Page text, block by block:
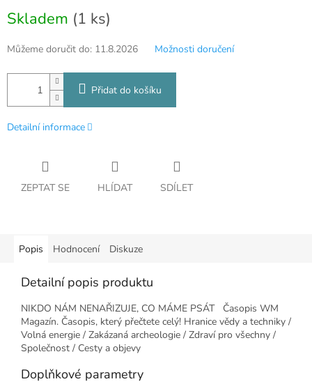
cena:
Skladem (1 ks)
Můžeme doručit do: 11.8.2026 Možnosti doručení
Přidat do košíku
Detailní informace
ZEPTAT SE HLÍDAT SDÍLET
Popis Hodnocení Diskuze
Detailní popis produktu
NIKDO NÁM NENAŘIZUJE, CO MÁME PSÁT Časopis WM
Magazín. Časopis, který přečtete celý! Hranice vědy a techniky /
Volná energie / Zakázaná archeologie / Zdraví pro všechny /
Společnost / Cesty a objevy
Doplňkové parametry